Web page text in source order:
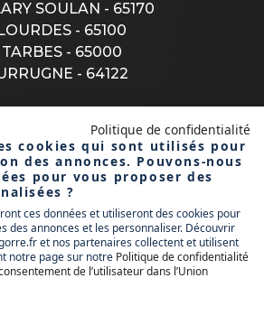
SOULAN - 65170
- 65100
TARBES - 65000
- 64122
NOUS
1 rue donzac
64100 bayonne
Politique de confidentialité
cookies qui sont utilisés pour
des annonces. Pouvons-nous
pour vous proposer des
?
ces données et utiliseront des cookies pour
des annonces et les personnaliser. Découvrir
et nos partenaires collectent et utilisent
notre page sur notre Politique de confidentialité
de l’utilisateur dans l’Union